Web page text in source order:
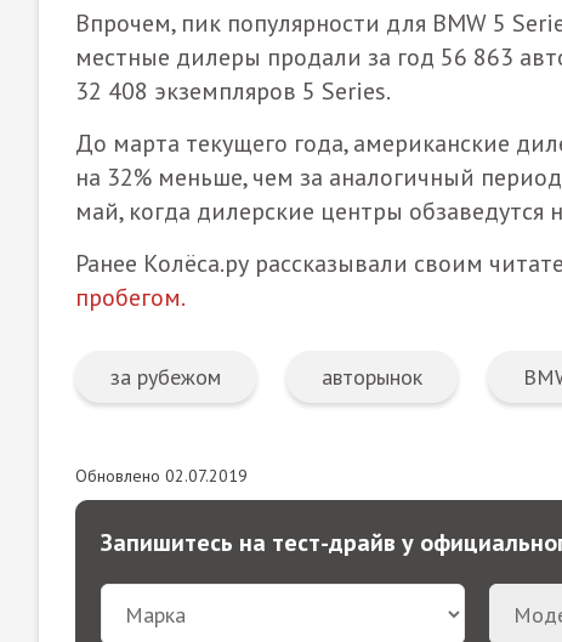
Впрочем, пик популярности для BMW 5
местные дилеры продали за год 56 863
32 408 экземпляров 5 Series.
До марта текущего года, американские
на 32% меньше, чем за аналогичный
май, когда дилерские центры
Ранее Колёса.ру рассказывали своим
пробегом.
за рубежом авторынок
Обновлено 02.07.2019
Запишитесь на тест-драйв у